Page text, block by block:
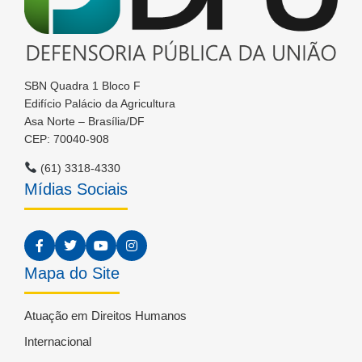
SBN Quadra 1 Bloco F
Edifício Palácio da Agricultura
Asa Norte – Brasília/DF
CEP: 70040-908
(61) 3318-4330
Mídias Sociais
Mapa do Site
Atuação em Direitos Humanos
Internacional